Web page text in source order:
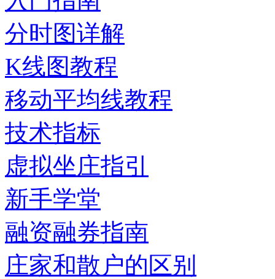
分时图详解
K线图教程
移动平均线教程
技术指标
虚拟坐庄指引
新手学堂
融资融券指南
庄家和散户的区别